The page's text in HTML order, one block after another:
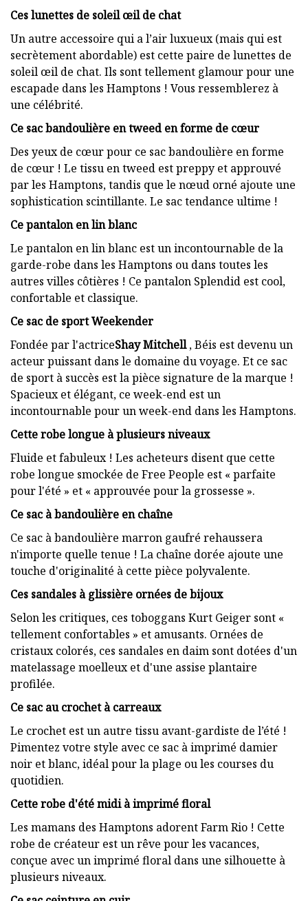
Ces lunettes de soleil œil de chat
Un autre accessoire qui a l’air luxueux (mais qui est
secrètement abordable) est cette paire de lunettes de
soleil œil de chat. Ils sont tellement glamour pour une
escapade dans les Hamptons ! Vous ressemblerez à
une célébrité.
Ce sac bandoulière en tweed en forme de cœur
Des yeux de cœur pour ce sac bandoulière en forme
de cœur ! Le tissu en tweed est preppy et approuvé
par les Hamptons, tandis que le nœud orné ajoute une
sophistication scintillante. Le sac tendance ultime !
Ce pantalon en lin blanc
Le pantalon en lin blanc est un incontournable de la
garde-robe dans les Hamptons ou dans toutes les
autres villes côtières ! Ce pantalon Splendid est cool,
confortable et classique.
Ce sac de sport Weekender
Fondée par l'actriceShay Mitchell, Béis est devenu un
acteur puissant dans le domaine du voyage. Et ce sac
de sport à succès est la pièce signature de la marque !
Spacieux et élégant, ce week-end est un
incontournable pour un week-end dans les Hamptons.
Cette robe longue à plusieurs niveaux
Fluide et fabuleux ! Les acheteurs disent que cette
robe longue smockée de Free People est « parfaite
pour l'été » et « approuvée pour la grossesse ».
Ce sac à bandoulière en chaîne
Ce sac à bandoulière marron gaufré rehaussera
n'importe quelle tenue ! La chaîne dorée ajoute une
touche d'originalité à cette pièce polyvalente.
Ces sandales à glissière ornées de bijoux
Selon les critiques, ces toboggans Kurt Geiger sont «
tellement confortables » et amusants. Ornées de
cristaux colorés, ces sandales en daim sont dotées d'un
matelassage moelleux et d'une assise plantaire
profilée.
Ce sac au crochet à carreaux
Le crochet est un autre tissu avant-gardiste de l’été !
Pimentez votre style avec ce sac à imprimé damier
noir et blanc, idéal pour la plage ou les courses du
quotidien.
Cette robe d'été midi à imprimé floral
Les mamans des Hamptons adorent Farm Rio ! Cette
robe de créateur est un rêve pour les vacances,
conçue avec un imprimé floral dans une silhouette à
plusieurs niveaux.